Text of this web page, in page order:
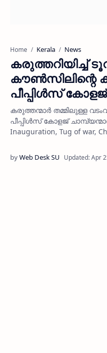
Home Kerala News
കരുത്തറിയിച്ച്
കൗണ്‍സിലിന്റെ
പീപ്പിള്‍സ്
കരുത്തന്മാര്‍ തമ്മിലുള്ള
പീപ്പിള്‍സ് കോളജ്
Inauguration, Tug of war,